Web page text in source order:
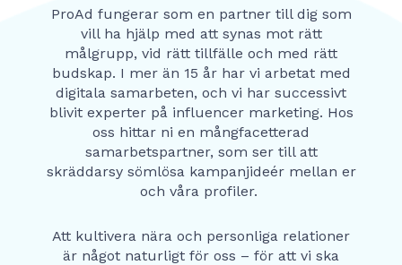
ProAd fungerar som en partner till dig som
vill ha hjälp med att synas mot rätt
målgrupp, vid rätt tillfälle och med rätt
budskap. I mer än 15 år har vi arbetat med
digitala samarbeten, och vi har successivt
blivit experter på influencer marketing. Hos
oss hittar ni en mångfacetterad
samarbetspartner, som ser till att
skräddarsy sömlösa kampanjideér mellan er
och våra profiler.
Att kultivera nära och personliga relationer
är något naturligt för oss – för att vi ska